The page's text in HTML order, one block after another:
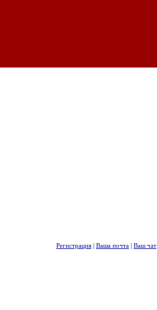
Регистрация | Ваша почта | Ваш чат